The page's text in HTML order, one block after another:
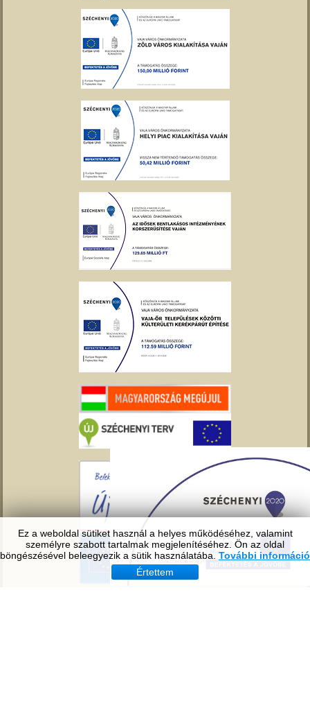
Ez a weboldal sütiket használ a helyes működéséhez, valamint
személyre szabott tartalmak megjelenítéséhez. Ön az oldal
böngészésével beleegyezik a sütik használatába. További információ
Értettem